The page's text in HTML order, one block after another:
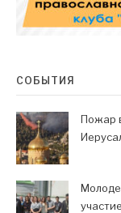
СОБЫТИЯ
Пожар